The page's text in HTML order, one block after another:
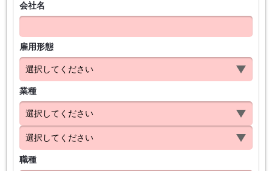
会社名
雇用形態
業種
職種